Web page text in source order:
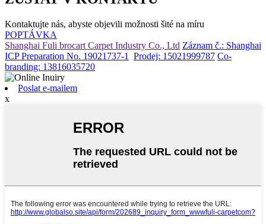
Kontaktujte nás, abyste objevili možnosti šité na míru
POPTÁVKA
Shanghai Fuli brocart Carpet Industry Co., Ltd Záznam č.: Shanghai
ICP Preparation No. 19021737-1
Prodej: 15021999787 Co-
branding: 13816035720
Poslat e-mailem
x